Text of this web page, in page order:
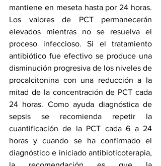
mantiene en meseta hasta por 24 horas.
Los valores de PCT permanecerán
elevados mientras no se resuelva el
proceso infeccioso. Si el tratamiento
antibiótico fue efectivo se produce una
disminución progresiva de los niveles de
procalcitonina con una reducción a la
mitad de la concentración de PCT cada
24 horas. Como ayuda diagnóstica de
sepsis se recomienda repetir la
cuantificación de la PCT cada 6 a 24
horas y cuando se ha confirmado el
diagnóstico e iniciado antibioticoterapia,